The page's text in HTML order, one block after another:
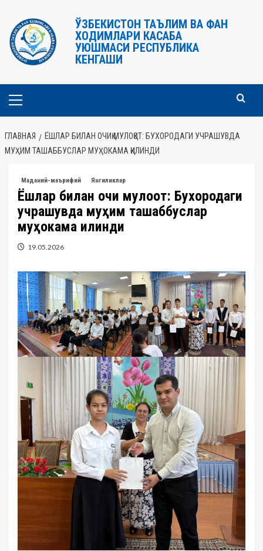
содержимому
ЎЗБЕКИСТОН ТАЪЛИМ ВА ФАН
ХОДИМЛАРИ КАСАБА
УЮШМАСИ РЕСПУБЛИКА
КЕНГАШИ
Основное
ГЛАВНАЯ
ЁШЛАР БИЛАН ОЧИҚ МУЛОҚОТ: БУХОРОДАГИ УЧРАШУВДА
МУҲИМ ТАШАББУСЛАР МУҲОКАМА ҚИЛИНДИ
Маданий-маърифий Янгиликлар
Ёшлар билан очиқ мулоқот: Бухородаги
учрашувда муҳим ташаббуслар
муҳокама қилинди
19.05.2026